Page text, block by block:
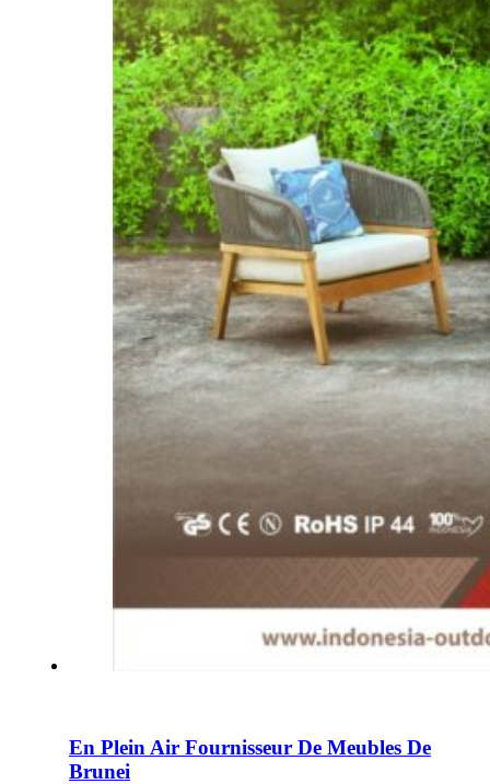
Matériaux
En Plein Air Fournisseur De Meubles De
Brunei